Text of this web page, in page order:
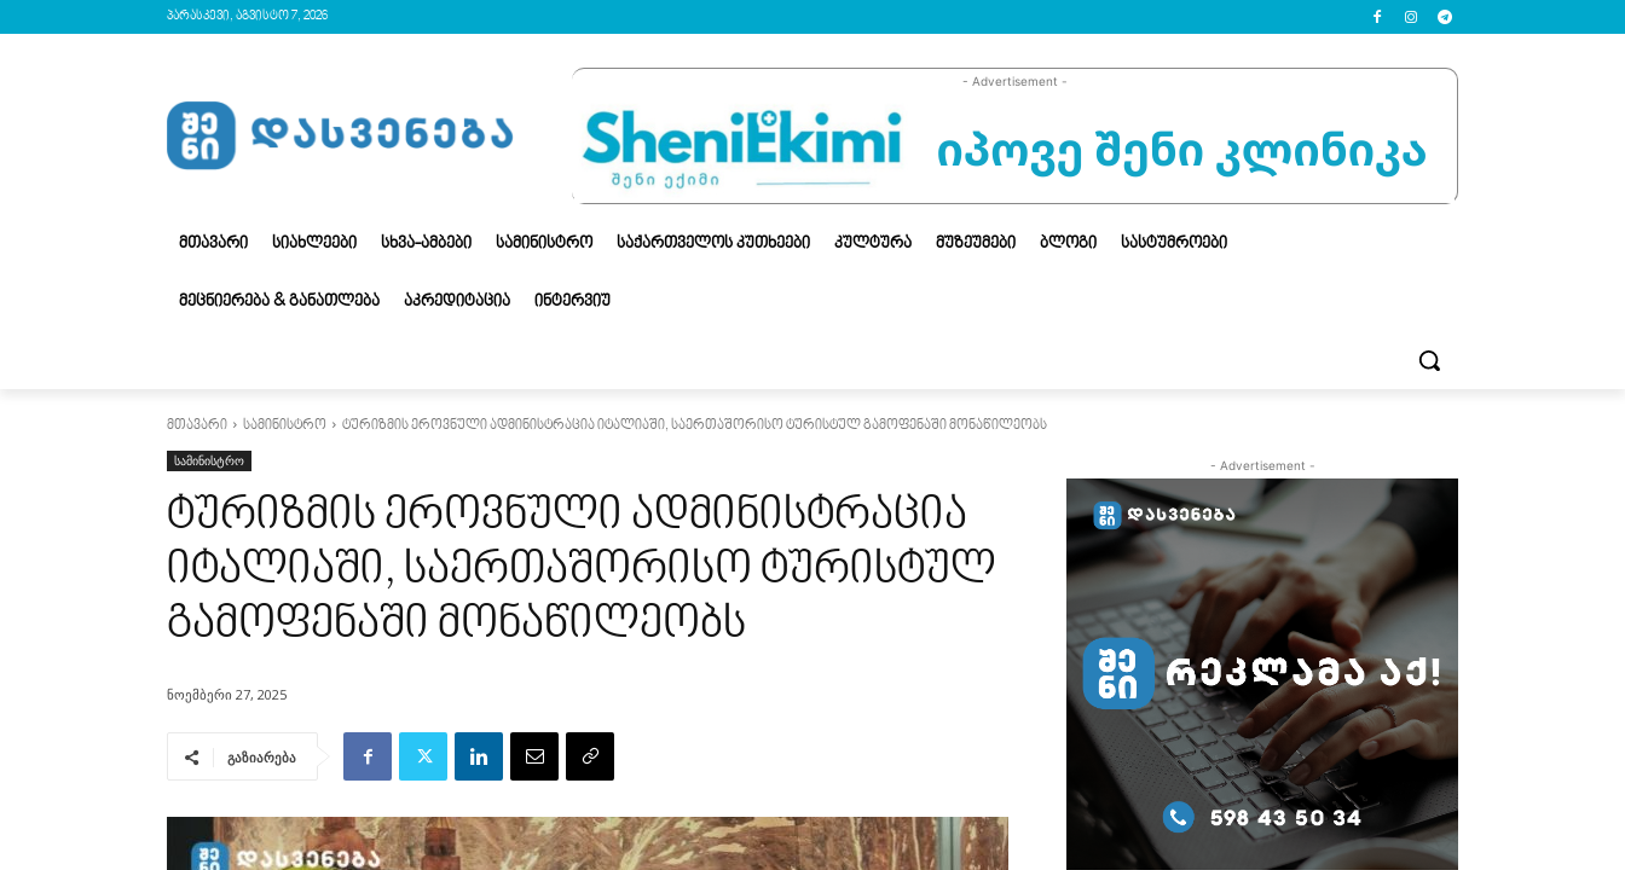
პარასკევი, აგვისტო 7, 2026
- Advertisement -
ᲛᲗᲐᲕᲐᲠᲘ ᲡᲘᲐᲮᲚᲔᲔᲑᲘ ᲡᲮᲕᲐ-ᲐᲛᲑᲔᲑᲘ ᲡᲐᲛᲘᲜᲘᲡᲢᲠᲝ ᲡᲐᲥᲐᲠᲗᲕᲔᲚᲝᲡ ᲙᲣᲗᲮᲔᲔᲑᲘ ᲙᲣᲚᲢᲣᲠᲐ ᲛᲣᲖᲔᲣᲛᲔᲑᲘ ᲑᲚᲝᲒᲘ ᲡᲐᲡᲢᲣᲛᲠᲝᲔᲑᲘ
ᲛᲔᲪᲜᲘᲔᲠᲔᲑᲐ & ᲒᲐᲜᲐᲗᲚᲔᲑᲐ ᲐᲙᲠᲔᲓᲘᲢᲐᲪᲘᲐ ᲘᲜᲢᲔᲠᲕᲘᲣ
მთავარი სამინისტრო ტურიზმის ეროვნული ადმინისტრაცია იტალიაში, საერთაშორისო ტურისტულ გამოფენაში მონაწილეობს
სამინისტრო
ტურიზმის ეროვნული ადმინისტრაცია
იტალიაში, საერთაშორისო ტურისტულ
გამოფენაში მონაწილეობს
ნოემბერი 27, 2025
გაზიარება
- Advertisement -